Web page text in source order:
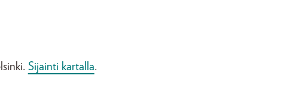
Sijainti kartalla.